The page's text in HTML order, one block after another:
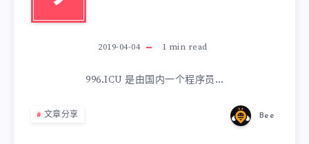
2019-04-04 1 min read
996.ICU 是由国内一个程序员…
文章分享 Bee